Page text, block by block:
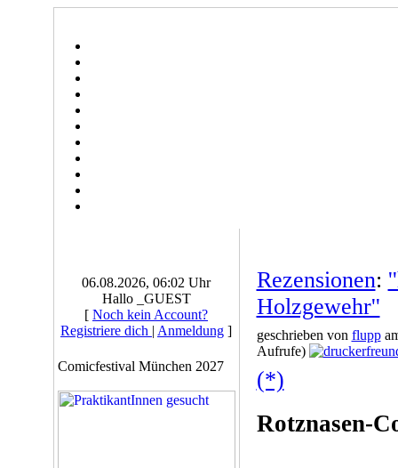
06.08.2026, 06:02 Uhr
Hallo _GUEST
[ Noch kein Account?
Registriere dich | Anmeldung ]
Comicfestival München 2027
Rezensionen:
Holzgewehr''
geschrieben von flupp
Aufrufe)
(*)
Rotznasen-